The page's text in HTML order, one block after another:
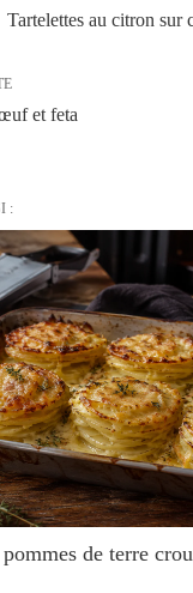
Tartelettes au citron sur
et feta
:
de terre